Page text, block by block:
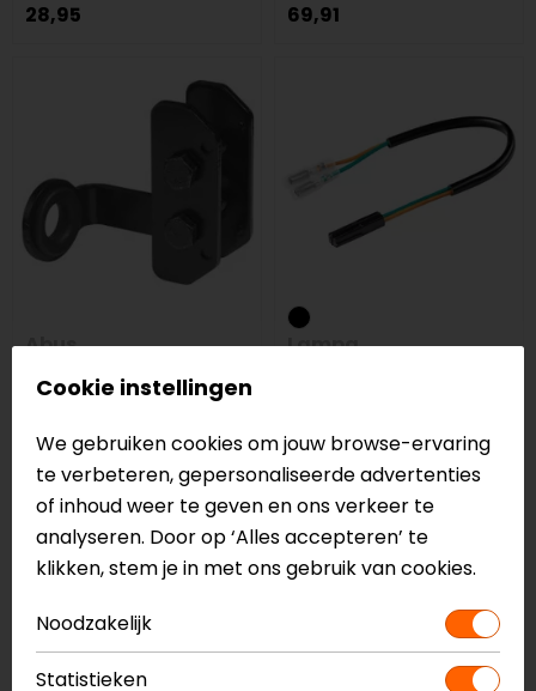
28,95
69,91
Abus
SH 68 69 LOCK
21,95
Lampa
7,99
Cookie instellingen
We gebruiken cookies om jouw browse-ervaring
te verbeteren, gepersonaliseerde advertenties
of inhoud weer te geven en ons verkeer te
analyseren. Door op ‘Alles accepteren’ te
klikken, stem je in met ons gebruik van cookies.
Noodzakelijk
Statistieken